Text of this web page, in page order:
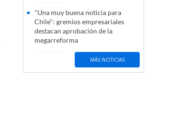
"Una muy buena noticia para
Chile": gremios empresariales
destacan aprobación de la
megarreforma
MÁS NOTICIAS